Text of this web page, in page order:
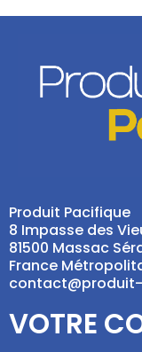
Produit Pacifique
8 Impasse des
81500 Massac
France
VOTRE